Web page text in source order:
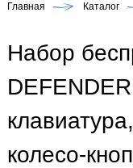
Главная Каталог
Набор
колесо-